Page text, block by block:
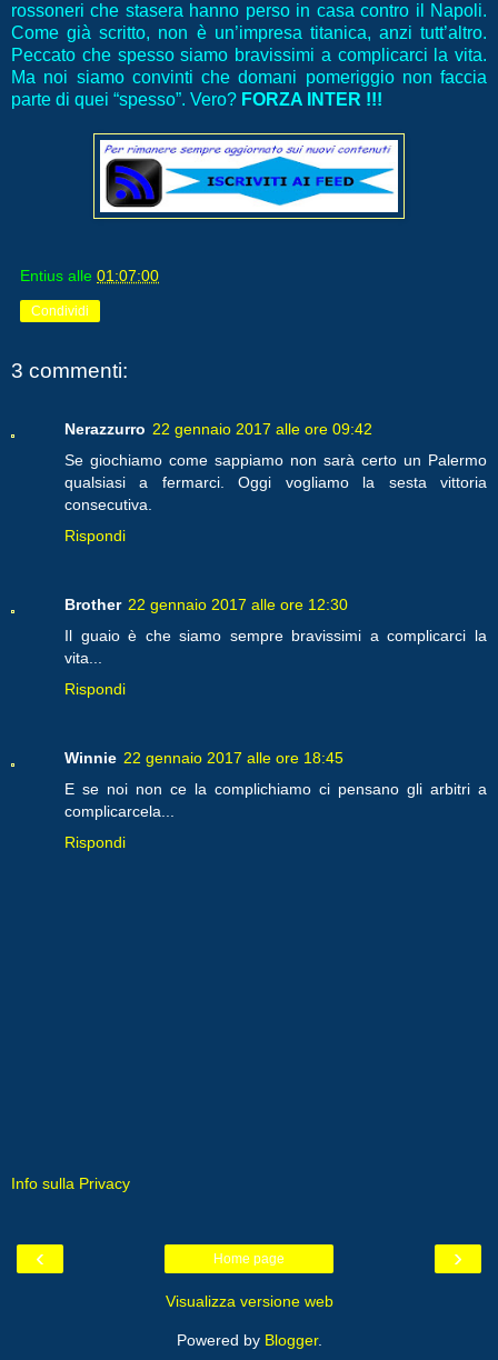
rossoneri che stasera hanno perso in casa contro il Napoli.
Come già scritto, non è un’impresa titanica, anzi tutt’altro.
Peccato che spesso siamo bravissimi a complicarci la vita.
Ma noi siamo convinti che domani pomeriggio non faccia
parte di quei “spesso”. Vero? FORZA INTER !!!
Entius alle 01:07:00
Condividi
3 commenti:
Nerazzurro 22 gennaio 2017 alle ore 09:42
Se giochiamo come sappiamo non sarà certo un Palermo
qualsiasi a fermarci. Oggi vogliamo la sesta vittoria
consecutiva.
Rispondi
Brother 22 gennaio 2017 alle ore 12:30
Il guaio è che siamo sempre bravissimi a complicarci la
vita...
Rispondi
Winnie 22 gennaio 2017 alle ore 18:45
E se noi non ce la complichiamo ci pensano gli arbitri a
complicarcela...
Rispondi
Info sulla Privacy
‹ ›
Home page
Visualizza versione web
Powered by Blogger.